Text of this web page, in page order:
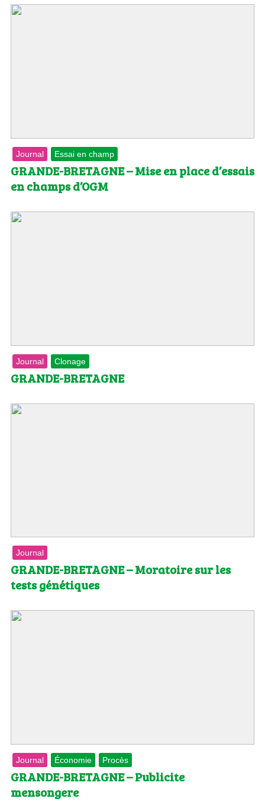
Journal Essai en champ
GRANDE-BRETAGNE – Mise en place d’essais
en champs d’OGM
Journal Clonage
GRANDE-BRETAGNE
Journal
GRANDE-BRETAGNE – Moratoire sur les
tests génétiques
Journal Économie Procès
GRANDE-BRETAGNE – Publicite
mensongere